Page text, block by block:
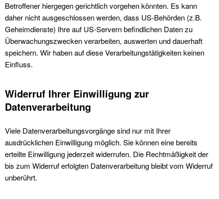
Betroffener hiergegen gerichtlich vorgehen könnten. Es kann
daher nicht ausgeschlossen werden, dass US-Behörden (z.B.
Geheimdienste) Ihre auf US-Servern befindlichen Daten zu
Überwachungszwecken verarbeiten, auswerten und dauerhaft
speichern. Wir haben auf diese Verarbeitungstätigkeiten keinen
Einfluss.
Widerruf Ihrer Einwilligung zur
Datenverarbeitung
Viele Datenverarbeitungsvorgänge sind nur mit Ihrer
ausdrücklichen Einwilligung möglich. Sie können eine bereits
erteilte Einwilligung jederzeit widerrufen. Die Rechtmäßigkeit der
bis zum Widerruf erfolgten Datenverarbeitung bleibt vom Widerruf
unberührt.